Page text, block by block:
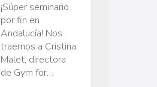
¡Súper seminario
por fin en
Andalucía! Nos
traemos a Cristina
Malet, directora
de Gym for…